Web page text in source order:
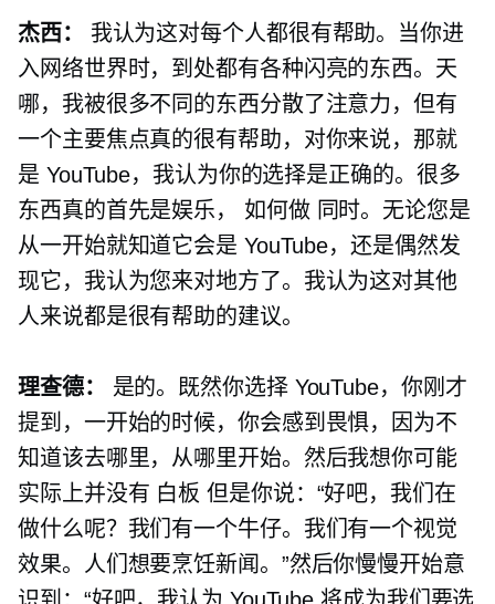
杰西：
我认为这对每个人都很有帮助。当你进
入网络世界时，到处都有各种闪亮的东西。天
哪，我被很多不同的东西分散了注意力，但有
一个主要焦点真的很有帮助，对你来说，那就
是 YouTube，我认为你的选择是正确的。很多
东西真的首先是娱乐， 如何做同时。无论您是
从一开始就知道它会是 YouTube，还是偶然发
现它，我认为您来对地方了。我认为这对其他
人来说都是很有帮助的建议。
理查德：
是的。既然你选择 YouTube，你刚才
提到，一开始的时候，你会感到畏惧，因为不
知道该去哪里，从哪里开始。然后我想你可能
实际上并没有 白板 但是你说：“好吧，我们在
做什么呢？我们有一个牛仔。我们有一个视觉
效果。人们想要烹饪新闻。”然后你慢慢开始意